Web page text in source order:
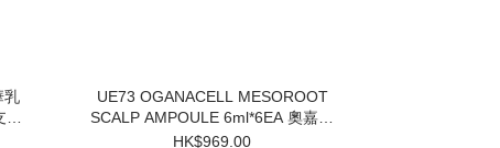
UE73 OGANACELL MESOROOT
SCALP AMPOULE 6ml*6EA 奧嘉娜
固髮防脫頭皮精華 $969 買一盒送兩
HK$969.00